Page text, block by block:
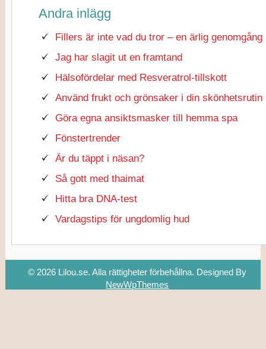
Andra inlägg
Fillers är inte vad du tror – en ärlig genomgång
Jag har slagit ut en framtand
Hälsofördelar med Resveratrol-tillskott
Använd frukt och grönsaker i din skönhetsrutin
Göra egna ansiktsmasker till hemma spa
Fönstertrender
Är du täppt i näsan?
Så gott med thaimat
Hitta bra DNA-test
Vardagstips för ungdomlig hud
© 2026 Lilou.se. Alla rättigheter förbehållna. Designed By
NewWpThemes